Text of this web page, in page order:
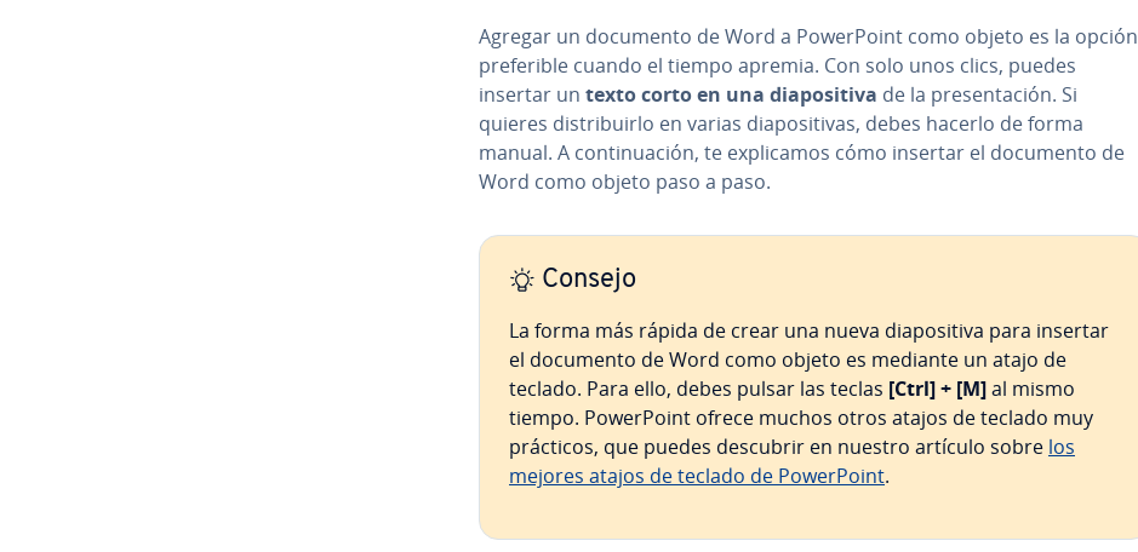
Agregar un documento de Word a Po­we­r­Poi­nt como objeto es la opción
pre­fe­ri­ble cuando el tiempo apremia. Con solo unos clics, puedes
insertar un texto corto en una dia­po­si­ti­va de la pre­se­n­ta­ción. Si
quieres di­s­tri­bui­r­lo en varias dia­po­si­ti­vas, debes hacerlo de forma
manual. A co­n­ti­nua­ción, te ex­pli­ca­mos cómo insertar el documento de
Word como objeto paso a paso.
Consejo
La forma más rápida de crear una nueva dia­po­si­ti­va para insertar
el documento de Word como objeto es mediante un atajo de
teclado. Para ello, debes pulsar las teclas [Ctrl] + [M]al mismo
tiempo. Po­we­r­Poi­nt ofrece muchos otros atajos de teclado muy
prácticos, que puedes descubrir en nuestro artículo sobre los
mejores atajos de teclado de Po­we­r­Poi­nt.